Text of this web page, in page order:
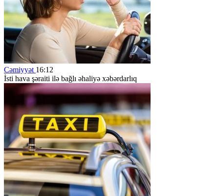
Cəmiyyət 16:12
İsti hava şəraiti ilə bağlı əhaliyə xəbərdarlıq